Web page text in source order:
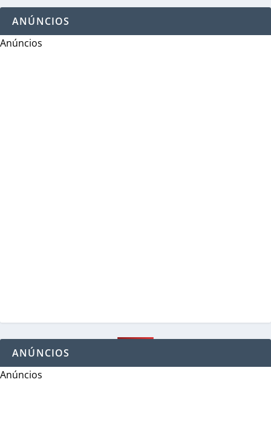
ANÚNCIOS
Anúncios
ANÚNCIOS
Anúncios